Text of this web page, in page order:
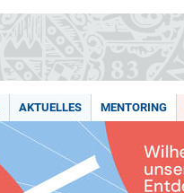
AKTUELLES MENTORING